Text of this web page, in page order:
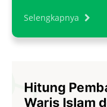
Selengkapnya